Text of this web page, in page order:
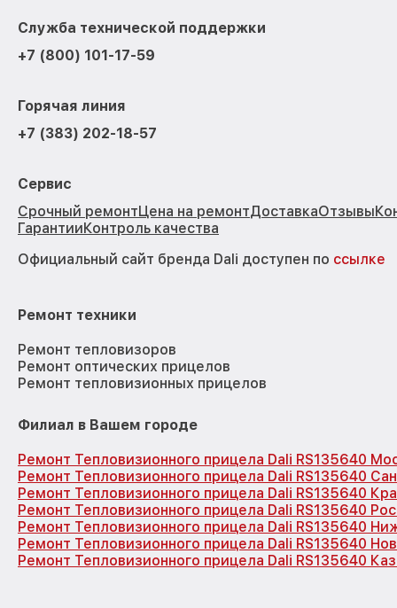
Служба технической поддержки
+7 (800) 101-17-59
Горячая линия
+7 (383) 202-18-57
Сервис
Срочный ремонтЦена на ремонтДоставкаОтзывы
ГарантииКонтроль качества
Официальный сайт бренда Dali доступен по ссылке
Ремонт техники
Ремонт тепловизоров
Ремонт оптических прицелов
Ремонт тепловизионных прицелов
Филиал в Вашем городе
Ремонт Тепловизионного прицела Dali RS135640
Ремонт Тепловизионного прицела Dali RS135640
Ремонт Тепловизионного прицела Dali RS135640
Ремонт Тепловизионного прицела Dali RS135640
Ремонт Тепловизионного прицела Dali RS135640
Ремонт Тепловизионного прицела Dali RS135640
Ремонт Тепловизионного прицела Dali RS135640